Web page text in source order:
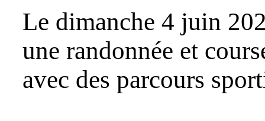
Le dimanche 4 juin
une randonnée et
avec des parcours